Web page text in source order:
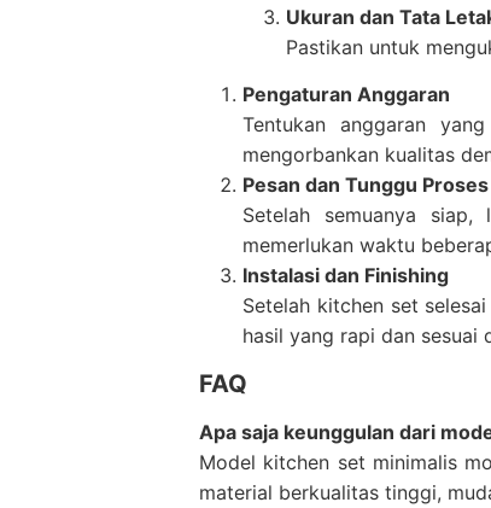
Ukuran dan Tata
Pastikan untuk
Pengaturan Anggaran
Tentukan anggaran
mengorbankan kualitas
Pesan dan Tunggu
Setelah semuanya
memerlukan waktu
Instalasi dan Finishing
Setelah kitchen set
hasil yang rapi dan sesuai
FAQ
Apa saja keunggulan dari
Model kitchen set minimalis
material berkualitas tinggi,